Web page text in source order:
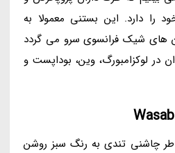
دارد. این بستنی معمولا به
های شیک فرانسوی سرو می گردد
در لوکزامبورگ، وین، بوداپست و
چاشنی تندی به رنگ سبز روشن